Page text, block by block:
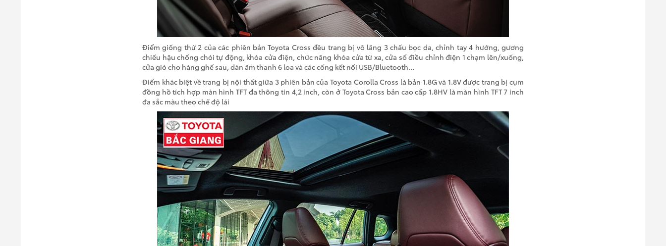
Điểm giống thứ 2 của các phiên bản Toyota Cross đều trang bị vô lăng 3 chấu bọc da, chỉnh tay 4 hướng, gương
chiếu hậu chống chói tự động, khóa cửa điện, chức năng khóa cửa từ xa, cửa sổ điều chỉnh điện 1 chạm lên/xuống,
cửa gió cho hàng ghế sau, dàn âm thanh 6 loa và các cổng kết nối USB/Bluetooth…
Điểm khác biệt về trang bị nội thất giữa 3 phiên bản của Toyota Corolla Cross là bản 1.8G và 1.8V được trang bị cụm
đồng hồ tích hợp màn hình TFT đa thông tin 4,2 inch, còn ở Toyota Cross bản cao cấp 1.8HV là màn hình TFT 7 inch
đa sắc màu theo chế độ lái